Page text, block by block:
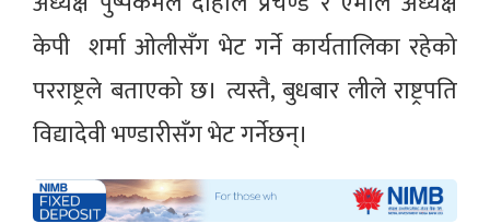
केपी शर्मा ओलीसँग भेट गर्ने कार्यतालिका रहेको
परराष्ट्रले बताएको छ। त्यस्तै, बुधबार लीले राष्ट्रपति
विद्यादेवी भण्डारीसँग भेट गर्नेछन्।